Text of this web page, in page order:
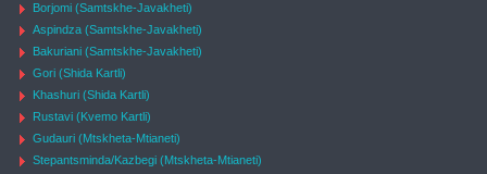
Borjomi (Samtskhe-Javakheti)
Aspindza (Samtskhe-Javakheti)
Bakuriani (Samtskhe-Javakheti)
Gori (Shida Kartli)
Khashuri (Shida Kartli)
Rustavi (Kvemo Kartli)
Gudauri (Mtskheta-Mtianeti)
Stepantsminda/Kazbegi (Mtskheta-Mtianeti)